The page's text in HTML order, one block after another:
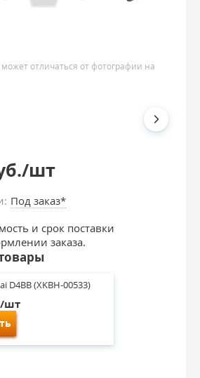
отличаться от фотографии на
шт
Под заказ*
и срок поставки
заказа.
D4BB (XKBH-00533)
шт